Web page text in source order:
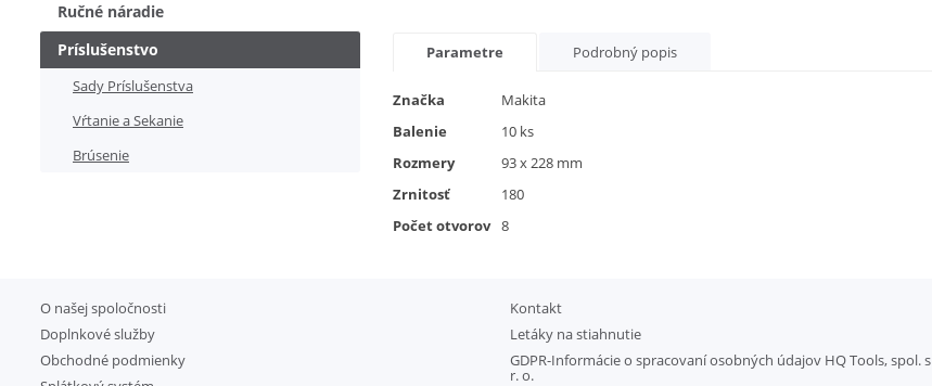
Ručné náradie
Príslušenstvo
Sady Príslušenstva
Vŕtanie a Sekanie
Brúsenie
Parametre Podrobný popis
Značka
Makita
Balenie
10 ks
Rozmery
93 x 228 mm
Zrnitosť
180
Počet otvorov 8
O našej spoločnosti
Doplnkové služby
Obchodné podmienky
Kontakt
Letáky na stiahnutie
GDPR-Informácie o spracovaní osobných údajov HQ Tools, spol. s
r. o.